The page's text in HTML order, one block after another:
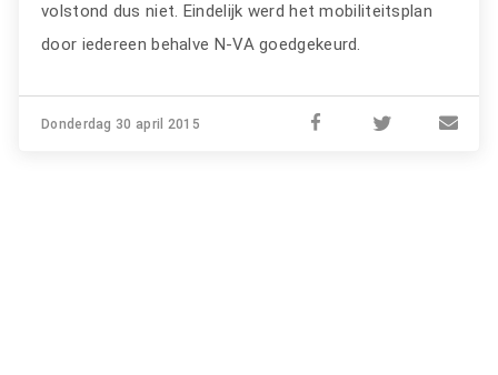
volstond dus niet. Eindelijk werd het mobiliteitsplan
door iedereen behalve N-VA goedgekeurd.
Donderdag 30 april 2015